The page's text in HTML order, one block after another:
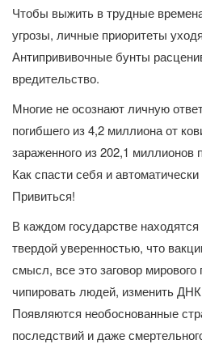
Чтобы выжить в трудные
угрозы, личные приоритеты
Антипрививочные бунты
вредительство.
Многие не осознают личную
погибшего из 4,2 миллиона от
зараженного из 202,1
Как спасти себя и
Привиться!
В каждом государстве
твердой уверенностью, что
смысл, все это заговор мирового
чипировать людей, изменить
Появляются необоснованные
последствий и даже